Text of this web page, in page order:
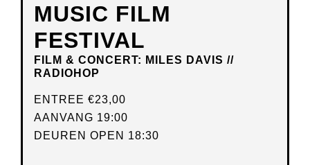
MUSIC FILM
FESTIVAL
FILM & CONCERT: MILES DAVIS //
RADIOHOP
ENTREE €23,00
AANVANG 19:00
DEUREN OPEN 18:30